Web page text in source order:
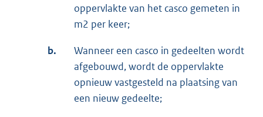
oppervlakte van het casco gemeten in
m2 per keer;
b.
Wanneer een casco in gedeelten wordt
afgebouwd, wordt de oppervlakte
opnieuw vastgesteld na plaatsing van
een nieuw gedeelte;